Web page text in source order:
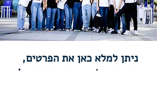
ניתן למלא כאן את הפרטים,
והצוות שלנו יצור איתך קשר!